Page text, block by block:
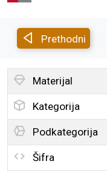
Prethodni
Materijal
Kategorija
Podkategorija
Šifra